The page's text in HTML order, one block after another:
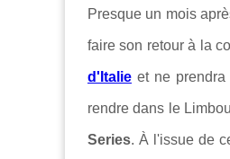
Presque un mois
faire son retour à la
d'Italie et ne
rendre dans le
Series. À l'issue de